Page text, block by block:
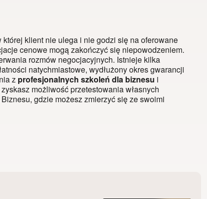
klient nie ulega i nie godzi się na oferowane
cenowe mogą zakończyć się niepowodzeniem.
rozmów negocjacyjnych. Istnieje kilka
natychmiastowe, wydłużony okres gwarancji
z profesjonalnych szkoleń dla biznesu i
możliwość przetestowania własnych
, gdzie możesz zmierzyć się ze swoimi